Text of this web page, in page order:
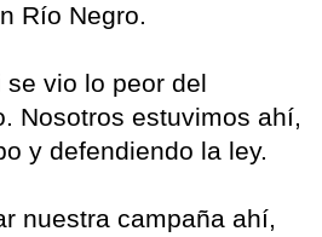
Río Negro.
vio lo peor del
Nosotros estuvimos ahí,
y defendiendo la ley.
nuestra campaña ahí,